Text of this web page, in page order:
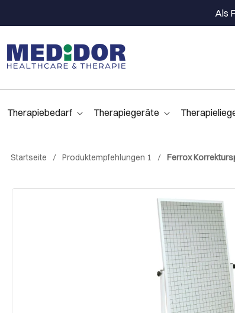
Als
Therapiebedarf Therapiegeräte
Startseite Produktempfehlungen 1 Ferrox